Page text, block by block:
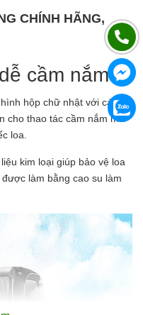
CHÍNH HÃNG,
cầm nắm
hộp chữ nhật với các
cho thao tác cầm nắm mà
loa.
kim loại giúp bảo vệ loa
làm bằng cao su làm